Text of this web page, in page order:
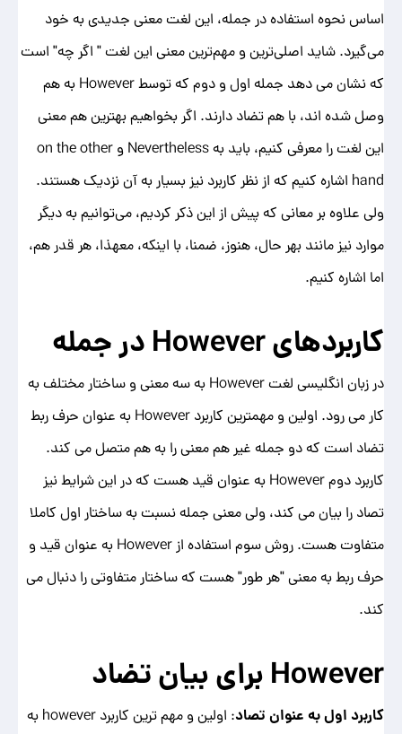
اساس نحوه استفاده در جمله، این لغت معنی جدیدی به خود
می‌گیرد. شاید اصلی‌ترین و مهم‌ترین معنی این لغت " اگر چه" است
که نشان می دهد جمله اول و دوم که توسط However به هم
وصل شده اند، با هم تضاد دارند. اگر بخواهیم بهترین هم معنی
این لغت را معرفی کنیم، باید به Nevertheless و on the other
hand اشاره کنیم که از نظر کاربرد نیز بسیار به آن نزدیک هستند.
ولی علاوه بر معانی که پیش از این ذکر کردیم، می‌توانیم به دیگر
موارد نیز مانند بهر حال، هنوز، ضمنا، با اینکه، معهذا، هر قدر هم،
اما اشاره کنیم.
کاربردهایHoweverدر جمله
در زبان انگلیسی لغت However به سه معنی و ساختار مختلف به
کار می رود. اولین و مهمترین کاربرد However به عنوان حرف ربط
تضاد است که دو جمله غیر هم معنی را به هم متصل می کند.
کاربرد دوم However به عنوان قید هست که در این شرایط نیز
تصاد را بیان می کند، ولی معنی جمله نسبت به ساختار اول کاملا
متفاوت هست. روش سوم استفاده از However به عنوان قید و
حرف ربط به معنی "هر طور" هست که ساختار متفاوتی را دنبال می
کند.
Howeverبرای بیان تضاد
کاربرد اول به عنوان تصاد
: اولین و مهم ترین کاربرد however به